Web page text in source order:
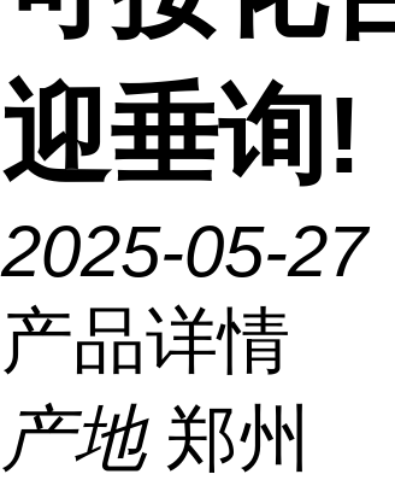
迎垂询!
2025-05-27
产品详情
产地 郑州